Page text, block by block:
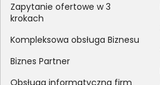
Zapytanie ofertowe w 3
krokach
Kompleksowa obsługa Biznesu
Biznes Partner